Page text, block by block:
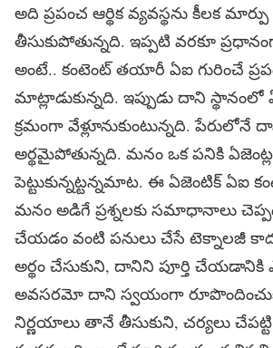
అది ప్రపంచ ఆర్థిక వ్యవస్థను కీలక
తీసుకుపోతున్నది. ఇప్పటి వరకూ
అంటే.. కంటెంట్‌ తయారీ ఏఐ గురించే
మాట్లాడుకున్నది. ఇప్పుడు దాని
క్రమంగా వేళ్లూనుకుంటున్నది. పేరులోనే
అర్థమైపోతున్నది. మనం ఒక పనికి
పెట్టుకున్నట్టన్నమాట. ఈ ఏజెంటిక్‌ ఏఐ
మనం అడిగే ప్రశ్నలకు సమాధానాలు
చేయడం వంటి పనులు చేసే టెక్నాలజీ
అర్థం చేసుకుని, దానిని పూర్తి
అవసరమో దాని స్వయంగా
నిర్ణయాలు తానే తీసుకుని, చర్యలు